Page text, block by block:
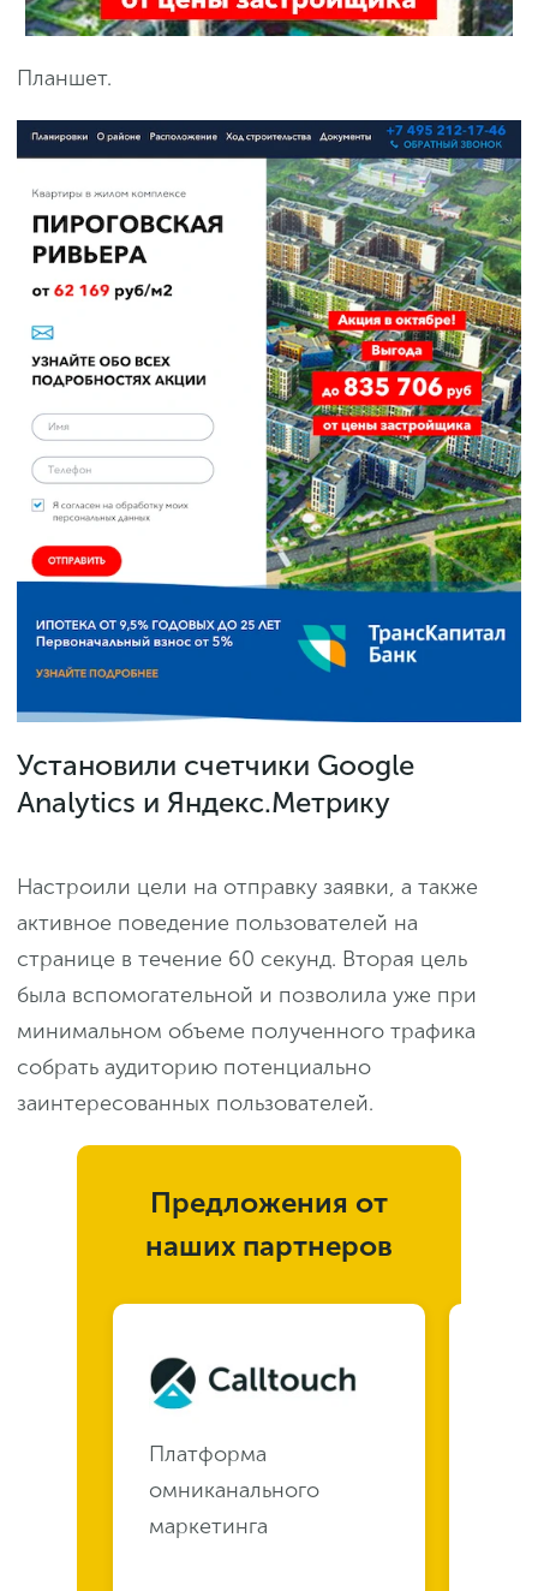
Планшет.
Установили счетчики Google
Analytics и Яндекс.Метрику
Настроили цели на отправку заявки, а также
активное поведение пользователей на
странице в течение 60 секунд. Вторая цель
была вспомогательной и позволила уже при
минимальном объеме полученного трафика
собрать аудиторию потенциально
заинтересованных пользователей.
Предложения от
наших партнеров
Платформа
омниканального
маркетинга